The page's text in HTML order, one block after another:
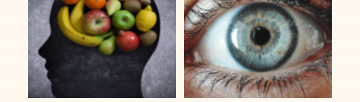
+48 730 597 597,
e-mail: kontakt@centrumimc.pl,